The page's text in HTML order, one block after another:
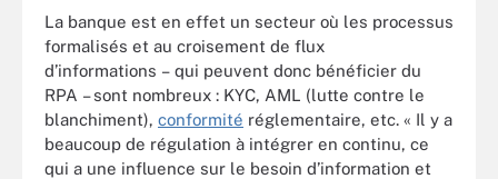
La banque est en effet un secteur où les processus
formalisés et au croisement de flux
d’informations – qui peuvent donc bénéficier du
RPA – sont nombreux : KYC, AML (lutte contre le
blanchiment), conformité réglementaire, etc. « Il y a
beaucoup de régulation à intégrer en continu, ce
qui a une influence sur le besoin d’information et